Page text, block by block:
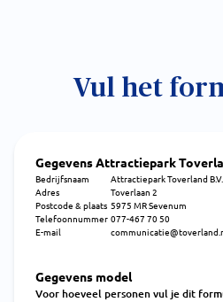
Vul het
Gegevens Attractiepark
Bedrijfsnaam
Attractiepark Toverland B.V.
Adres
Toverlaan 2
Postcode & plaats 5975 MR Sevenum
Telefoonnummer 077-467 70 50
E-mail
Gegevens model
Voor hoeveel personen vul je dit